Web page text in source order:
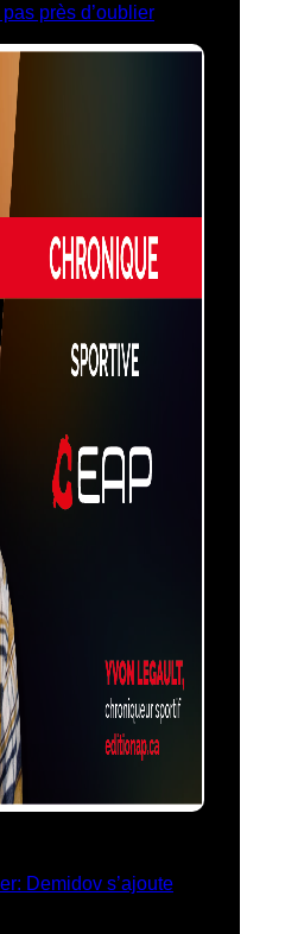
près d’oublier
Demidov s’ajoute